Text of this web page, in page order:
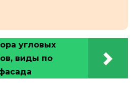
угловых
виды по